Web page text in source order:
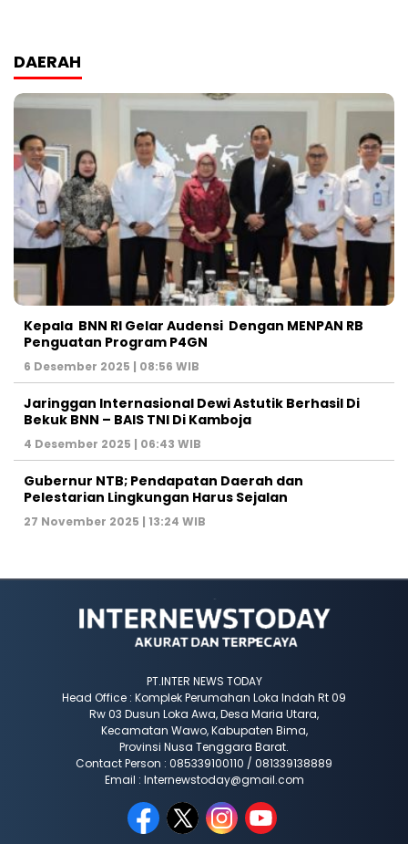
DAERAH
Kepala BNN RI Gelar Audensi Dengan MENPAN RB
Penguatan Program P4GN
6 Desember 2025 | 08:56 WIB
Jaringgan Internasional Dewi Astutik Berhasil Di
Bekuk BNN – BAIS TNI Di Kamboja
4 Desember 2025 | 06:43 WIB
Gubernur NTB; Pendapatan Daerah dan
Pelestarian Lingkungan Harus Sejalan
27 November 2025 | 13:24 WIB
PT.INTER NEWS TODAY
Head Office : Komplek Perumahan Loka Indah Rt 09
Rw 03 Dusun Loka Awa, Desa Maria Utara,
Kecamatan Wawo, Kabupaten Bima,
Provinsi Nusa Tenggara Barat.
Contact Person : 085339100110 / 081339138889
Email : Internewstoday@gmail.com